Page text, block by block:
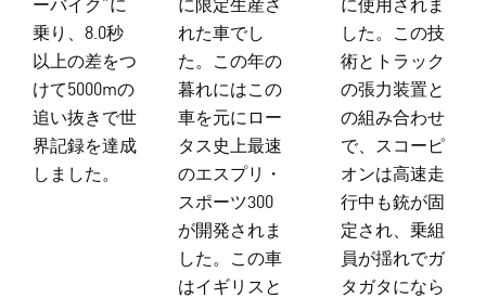
ーバイク”に
乗り、8.0秒
以上の差をつ
けて5000mの
追い抜きで世
界記録を達成
しました。
に限定生産さ
れた車でし
た。この年の
暮れにはこの
車を元にロー
タス史上最速
のエスプリ・
スポーツ300
が開発されま
した。この車
はイギリスと
に使用されま
した。この技
術とトラック
の張力装置と
の組み合わせ
で、スコーピ
オンは高速走
行中も銃が固
定され、乗組
員が揺れでガ
タガタになら